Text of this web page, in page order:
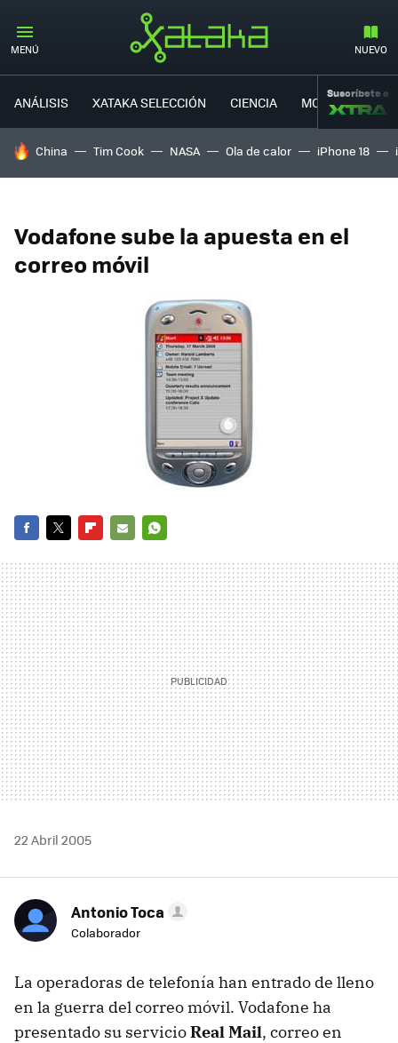
MENÚ NUEVO
ANÁLISIS XATAKA SELECCIÓN CIENCIA MOVILIDAD
Suscríbete a
HOY SE HABLA DE
China Tim Cook NASA Ola de calor iPhone 18
Vodafone sube la apuesta en el
correo móvil
MAIL
22 Abril 2005
Antonio Toca
Colaborador
La operadoras de telefonía han entrado de lleno
en la guerra del correo móvil. Vodafone ha
presentado su servicioReal Mail, correo en